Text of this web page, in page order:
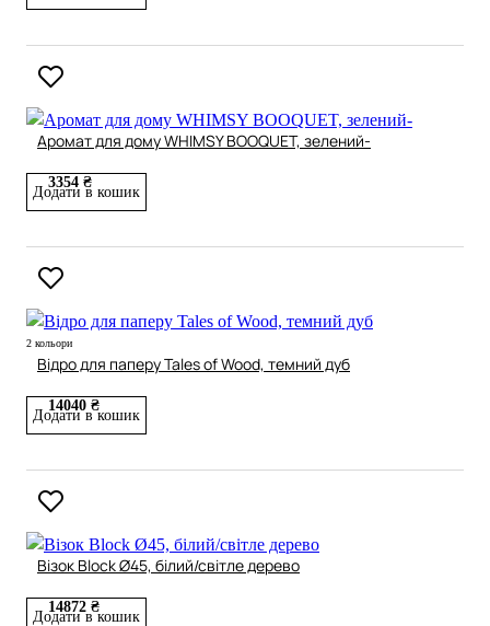
Аромат для дому WHIMSY BOOQUET, зелений-
3354 ₴
Додати в кошик
2 кольори
Відро для паперу Tales of Wood, темний дуб
14040 ₴
Додати в кошик
Візок Block Ø45, білий/світле дерево
14872 ₴
Додати в кошик